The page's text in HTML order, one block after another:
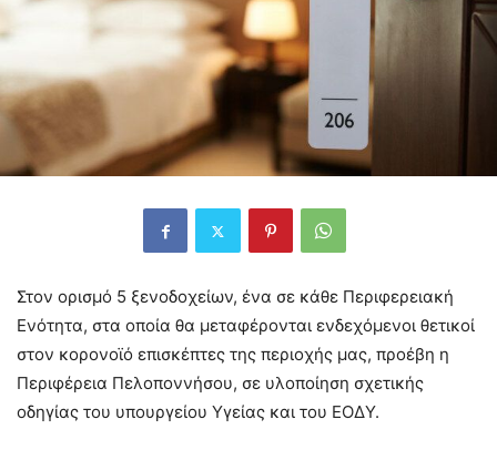
Στον ορισμό 5 ξενοδοχείων, ένα σε κάθε Περιφερειακή
Ενότητα, στα οποία θα μεταφέρονται ενδεχόμενοι θετικοί
στον κορονοϊό επισκέπτες της περιοχής μας, προέβη η
Περιφέρεια Πελοποννήσου, σε υλοποίηση σχετικής
οδηγίας του υπουργείου Υγείας και του ΕΟΔΥ.